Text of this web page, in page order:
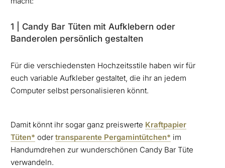
1 | Candy Bar Tüten mit Aufklebern oder
Banderolen persönlich gestalten
Für die verschiedensten Hochzeitsstile haben wir für
euch variable Aufkleber gestaltet, die ihr an jedem
Computer selbst personalisieren könnt.
Damit könnt ihr sogar ganz preiswerte Kraftpapier
Tüten* oder transparente Pergamintütchen* im
Handumdrehen zur wunderschönen Candy Bar Tüte
verwandeln.